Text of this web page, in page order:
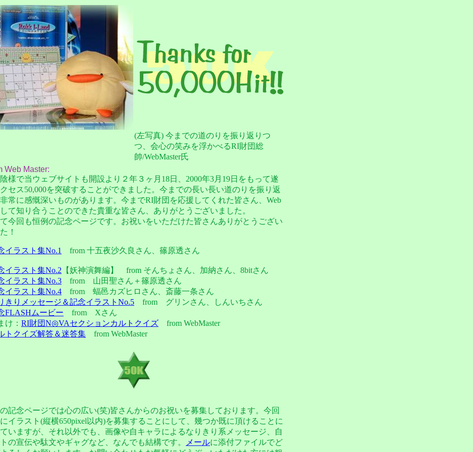
(左写真) 今までの道のりを振り返りつ
つ、会心の笑みを浮かべるRI財団総
帥/WebMaster氏
Web Master:
様で当ウェブサイトも開設より２年３ヶ月18日、2000年3月19日をもって遂
セス50,000を突破することができました。今までの長い長い道のりを振り返
常に感慨深いものがあります。今までRI財団を応援してくれた皆さん、Web
て知り合うことのできた貴重な皆さん、ありがとうございました。
今回も恒例の記念ページです。お祝いをいただけた皆さんありがとうござい
！
イラスト集No.1 from 十五夜沙久良さん、篠原透さん
イラスト集No.2 【妖神演舞編】 from そんちょさん、加納さん、8bitさん
イラスト集No.3 from 山田聖さん＋篠原透さん
イラスト集No.4 from 蝠邑カズヒロさん、斎藤一条さん
きりメッセージ＆記念イラストNo.5 from グリンさん、しんいちさん
FLASHムービー from Xさん
け： RI財団N◎VAセクションカルトクイズ from WebMaster
トクイズ解答＆迷答集 from WebMaster
記念ページでは心の広い(笑)皆さんからのお祝いを募集しております。今回
イラスト(縦横650pixel以内)を募集することにして、幾つか既に頂けることに
いますが、それ以外でも、画像や自キャラによるなりきり系メッセージ、自
の宣伝や駄文やギャグなど、なんでも結構です。
メールに添付ファイルでど